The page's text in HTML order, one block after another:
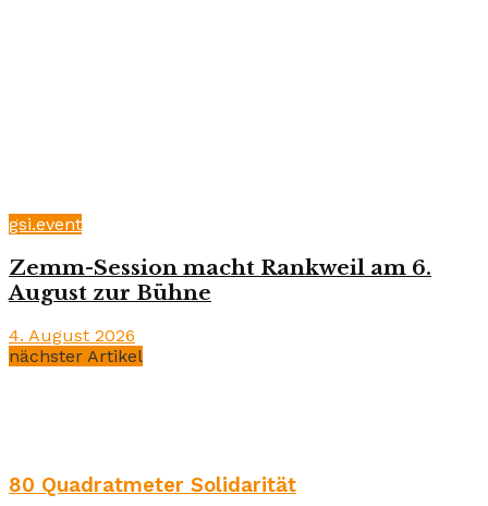
gsi.event
Zemm-Session macht Rankweil am 6.
August zur Bühne
4. August 2026
nächster Artikel
80 Quadratmeter Solidarität